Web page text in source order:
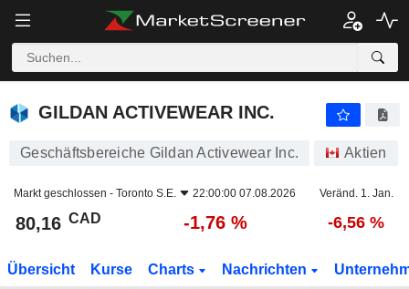
GILDAN ACTIVEWEAR INC.
GILDAN ACTIVEWEAR INC.
Geschäftsbereiche Gildan Activewear Inc. Aktien
Markt geschlossen - Toronto S.E. 22:00:00 07.08.2026 Veränd. 1. Jan.
80,16 CAD -1,76 % -6,56 %
Übersicht Kurse Charts Nachrichten